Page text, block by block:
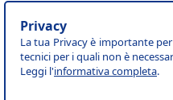
Privacy
La tua Privacy è importante
tecnici per i quali non è
Leggi l'informativa completa.